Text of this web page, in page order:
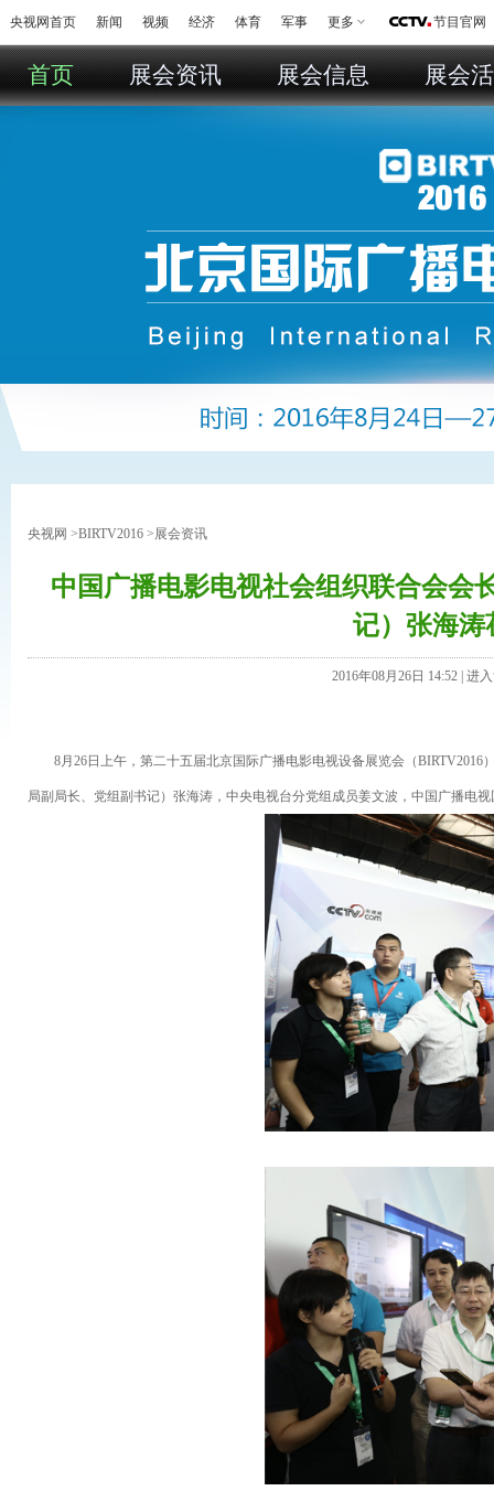
央视网首页 新闻 视频 经济 体育 军事 更多 节目官网
首页 展会资讯 展会信息 展会
央视网 >BIRTV2016 >展会资讯
中国广播电影电视社会组织联合会会
记）张海涛
2016年08月26日 14:52 |进
8月26日上午，第二十五届北京国际广播电影电视设备展览会（BIRTV2016
局副局长、党组副书记）张海涛，中央电视台分党组成员姜文波，中国广播电